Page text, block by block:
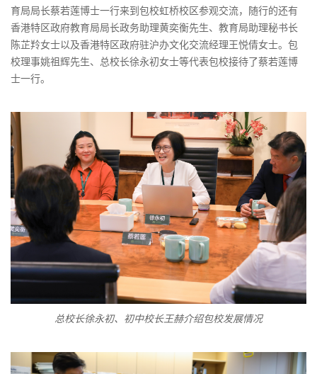
育局局长蔡若莲博士一行来到包校虹桥校区参观交流，随行的还有
香港特区政府教育局局长政务助理黄奕衡先生、教育局助理秘书长
陈芷羚女士以及香港特区政府驻沪办文化交流经理王悦倩女士。包
校理事姚祖辉先生、总校长徐永初女士等代表包校接待了蔡若莲博
士一行。
总校长徐永初、初中校长王赫介绍包校发展情况